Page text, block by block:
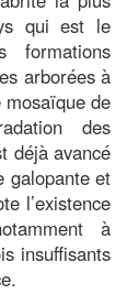
qui est le
formations
arborées à
mosaïque de
des
déjà avancé
galopante et
l’existence
à
insuffisants